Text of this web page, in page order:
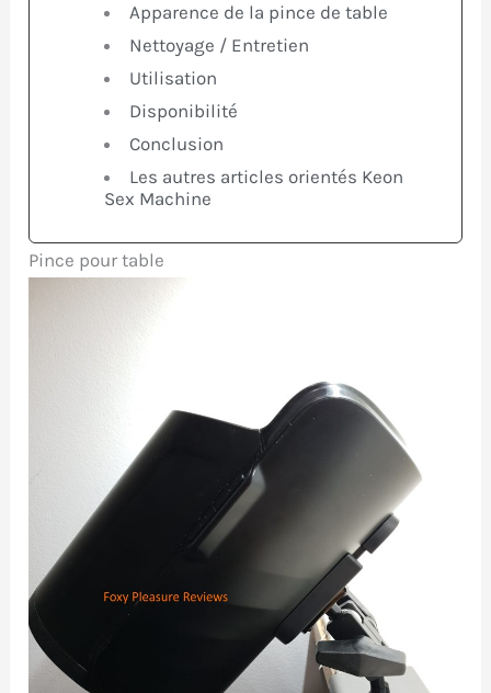
Apparence de la pince de table
Nettoyage / Entretien
Utilisation
Disponibilité
Conclusion
Les autres articles orientés Keon
Sex Machine
Pince pour table